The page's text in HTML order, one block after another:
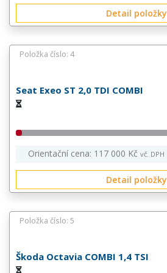
Detail položky
Položka číslo: 4
Seat Exeo ST 2,0 TDI COMBI
Orientační cena: 117 000 Kč vč. DPH
Detail položky
Položka číslo: 5
Škoda Octavia COMBI 1,4 TSI